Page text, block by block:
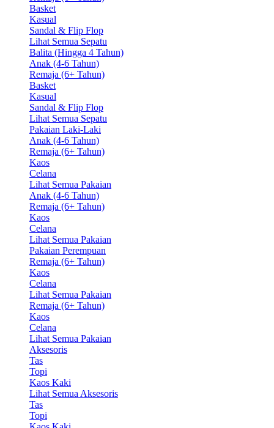
Basket
Kasual
Sandal & Flip Flop
Lihat Semua Sepatu
Balita (Hingga 4 Tahun)
Anak (4-6 Tahun)
Remaja (6+ Tahun)
Basket
Kasual
Sandal & Flip Flop
Lihat Semua Sepatu
Pakaian Laki-Laki
Anak (4-6 Tahun)
Remaja (6+ Tahun)
Kaos
Celana
Lihat Semua Pakaian
Anak (4-6 Tahun)
Remaja (6+ Tahun)
Kaos
Celana
Lihat Semua Pakaian
Pakaian Perempuan
Remaja (6+ Tahun)
Kaos
Celana
Lihat Semua Pakaian
Remaja (6+ Tahun)
Kaos
Celana
Lihat Semua Pakaian
Aksesoris
Tas
Topi
Kaos Kaki
Lihat Semua Aksesoris
Tas
Topi